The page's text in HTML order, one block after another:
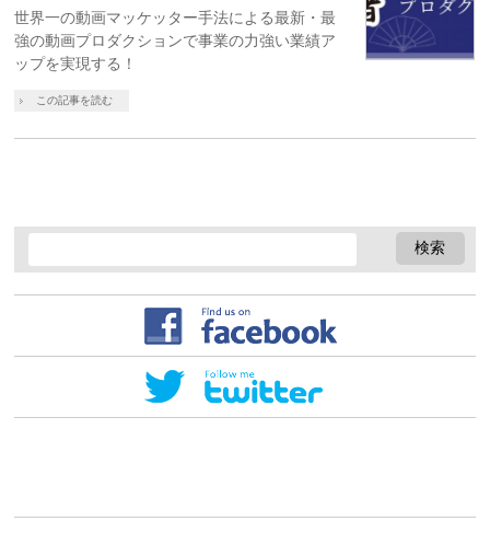
世界一の動画マッケッター手法による最新・最
強の動画プロダクションで事業の力強い業績ア
ップを実現する！
この記事を読む